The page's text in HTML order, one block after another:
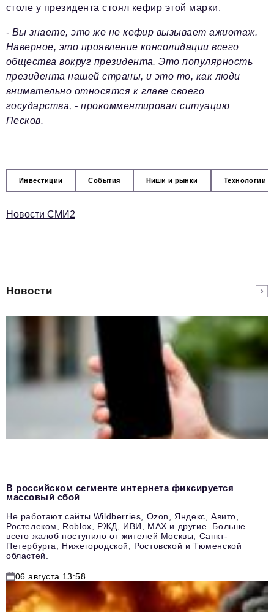
столе у президента стоял кефир этой марки.
- Вы знаете, это же не кефир вызывает ажиотаж.
Наверное, это проявление консолидации всего
общества вокруг президента. Это популярность
президента нашей страны, и это то, как люди
внимательно относятся к главе своего
государства, - прокомментировал ситуацию
Песков.
Инвестиции События Ниши и рынки Технологии
Новости СМИ2
Новости
В российском сегменте интернета фиксируется
массовый сбой
Не работают сайты Wildberries, Ozon, Яндекс, Авито,
Ростелеком, Roblox, РЖД, ИВИ, MAX и другие. Больше
всего жалоб поступило от жителей Москвы, Санкт-
Петербурга, Нижегородской, Ростовской и Тюменской
областей.
06 августа 13:58